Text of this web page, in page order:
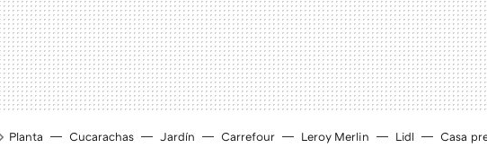
Planta Cucarachas Jardín Carrefour Leroy Merlin Lidl Casa